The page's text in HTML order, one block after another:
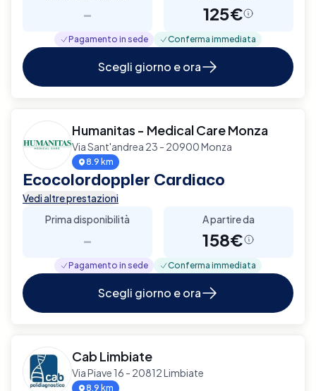
- 125€
Pagamento in sede Conferma immediata
Scegli giorno e ora
Humanitas - Medical Care Monza
Via Sant'andrea 23 - 20900 Monza
8.9 km
Ecocolordoppler Cardiaco
Vedi altre prestazioni
Prima disponibilità
-
A partire da
158€
Pagamento in sede Conferma immediata
Scegli giorno e ora
Cab Limbiate
Via Piave 16 - 20812 Limbiate
8.9 km